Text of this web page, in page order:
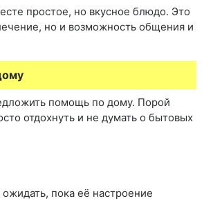
простое, но вкусное блюдо. Это
но и возможность общения и
помощь по дому. Порой
отдохнуть и не думать о бытовых
пока её настроение